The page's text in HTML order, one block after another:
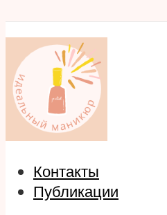
Контакты
Публикации